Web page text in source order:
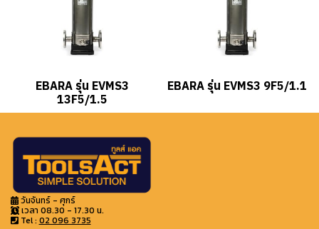
EBARA รุ่น EVMS3
13F5/1.5
EBARA รุ่น EVMS3 9F5/1.1
วันจันทร์ - ศุกร์
เวลา 08.30 - 17.30 น.
Tel : 02 096 3735